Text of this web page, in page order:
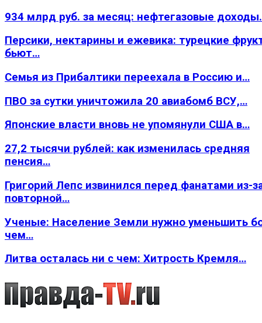
934 млрд руб. за месяц: нефтегазовые
Персики, нектарины и ежевика: турецкие
бьют…
Семья из Прибалтики переехала в Россию и…
ПВО за сутки уничтожила 20 авиабомб ВСУ,…
Японские власти вновь не упомянули США в…
27,2 тысячи рублей: как изменилась средняя
пенсия…
Григорий Лепс извинился перед фанатами из-
повторной…
Ученые: Население Земли нужно уменьшить
чем…
Литва осталась ни с чем: Хитрость Кремля…